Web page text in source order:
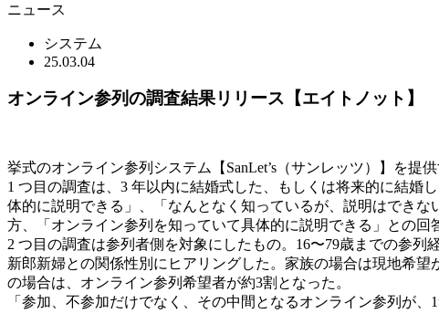
ニュース
システム
25.03.04
オンライン参列の調査結果リリース【エイトノット】
挙式のオンライン参列システム【SanLet’s（サンレッツ）】を提
1 つ目の調査は、3 年以内に結婚式した、もしくは将来的に結婚
体的に説明できる」、「なんとなく知っているが、説明はでき
方、「オンライン参列を知っていて具体的に説明できる」との回
2 つ目の調査は参列者側を対象にしたもの。16〜79歳までの参
新郎新婦との関係性別にヒアリングした。家族の場合は現地希
の場合は、オンライン参列希望者が約3割となった。
「参加、不参加だけでなく、その中間となるオンライン参列が